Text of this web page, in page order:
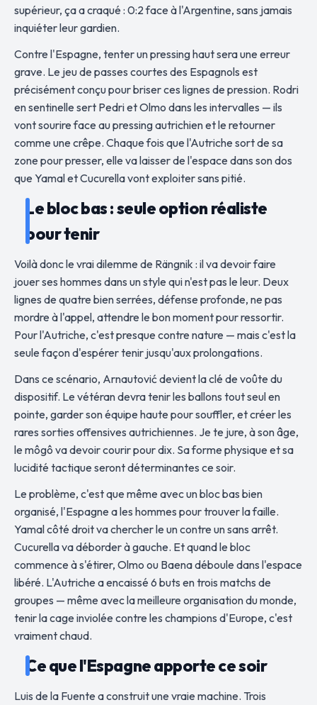
supérieur, ça a craqué : 0:2 face à l'Argentine, sans jamais
inquiéter leur gardien.
Contre l'Espagne, tenter un pressing haut sera une erreur
grave. Le jeu de passes courtes des Espagnols est
précisément conçu pour briser ces lignes de pression. Rodri
en sentinelle sert Pedri et Olmo dans les intervalles — ils
vont sourire face au pressing autrichien et le retourner
comme une crêpe. Chaque fois que l'Autriche sort de sa
zone pour presser, elle va laisser de l'espace dans son dos
que Yamal et Cucurella vont exploiter sans pitié.
Le bloc bas : seule option réaliste
pour tenir
Voilà donc le vrai dilemme de Rängnik : il va devoir faire
jouer ses hommes dans un style qui n'est pas le leur. Deux
lignes de quatre bien serrées, défense profonde, ne pas
mordre à l'appel, attendre le bon moment pour ressortir.
Pour l'Autriche, c'est presque contre nature — mais c'est la
seule façon d'espérer tenir jusqu'aux prolongations.
Dans ce scénario, Arnautović devient la clé de voûte du
dispositif. Le vétéran devra tenir les ballons tout seul en
pointe, garder son équipe haute pour souffler, et créer les
rares sorties offensives autrichiennes. Je te jure, à son âge,
le môgô va devoir courir pour dix. Sa forme physique et sa
lucidité tactique seront déterminantes ce soir.
Le problème, c'est que même avec un bloc bas bien
organisé, l'Espagne a les hommes pour trouver la faille.
Yamal côté droit va chercher le un contre un sans arrêt.
Cucurella va déborder à gauche. Et quand le bloc
commence à s'étirer, Olmo ou Baena déboule dans l'espace
libéré. L'Autriche a encaissé 6 buts en trois matchs de
groupes — même avec la meilleure organisation du monde,
tenir la cage inviolée contre les champions d'Europe, c'est
vraiment chaud.
Ce que l'Espagne apporte ce soir
Luis de la Fuente a construit une vraie machine. Trois